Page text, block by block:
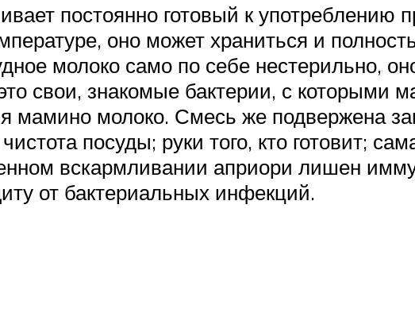
постоянно готовый к употреблению
оно может храниться и
молоко само по себе нестерильно,
свои, знакомые бактерии, с которыми
мамино молоко. Смесь же подвержена
посуды; руки того, кто готовит;
вскармливании априори лишен
от бактериальных инфекций.